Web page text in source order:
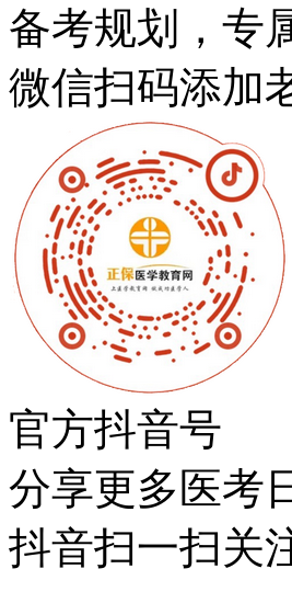
备考规划，专
微信扫码添加
官方抖音号
分享更多医考
抖音扫一扫关